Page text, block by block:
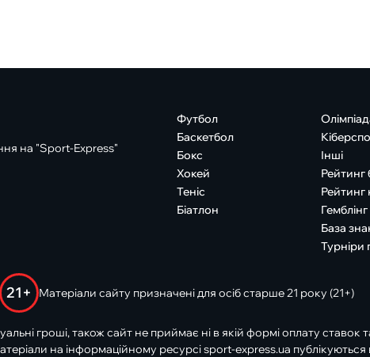
на "Sport-Express"
Футбол
Баскетбол
Бокс
Хокей
Теніс
Біатлон
Інші
Рейтинг
Рейтинг
Гемблінг
База
Турніри
21+ Матеріали сайту призначені для осіб старше 21 року (21+)
гроші, також сайт не приймає ні в якій формі оплату ставок
на інформаційному ресурсі sport-express.ua